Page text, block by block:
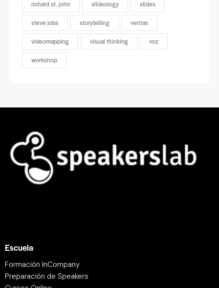
richard st. john slideology slides
steve jobs storytelling ventas
videomapping visual thinking voz
workshop
Escuela
Formación InCompany
Preparación de Speakers